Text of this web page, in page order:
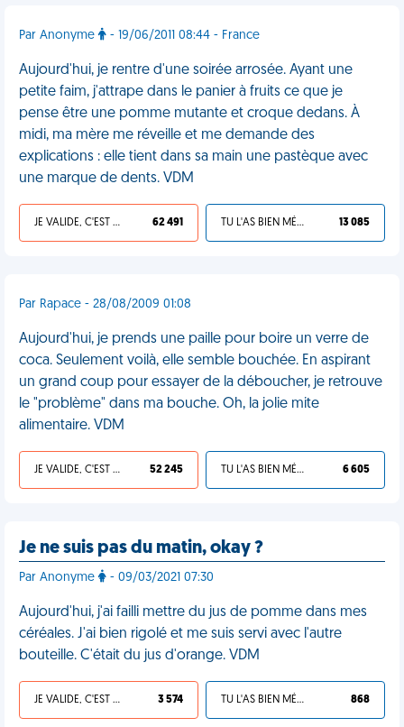
Par Anonyme - 19/06/2011 08:44 - France
Aujourd'hui, je rentre d'une soirée arrosée. Ayant une
petite faim, j'attrape dans le panier à fruits ce que je
pense être une pomme mutante et croque dedans. À
midi, ma mère me réveille et me demande des
explications : elle tient dans sa main une pastèque avec
une marque de dents. VDM
JE VALIDE, C'EST UNE VDM 62 491 TU L'AS BIEN MÉRITÉ 13 085
Par Rapace - 28/08/2009 01:08
Aujourd'hui, je prends une paille pour boire un verre de
coca. Seulement voilà, elle semble bouchée. En aspirant
un grand coup pour essayer de la déboucher, je retrouve
le "problème" dans ma bouche. Oh, la jolie mite
alimentaire. VDM
JE VALIDE, C'EST UNE VDM 52 245 TU L'AS BIEN MÉRITÉ 6 605
Je ne suis pas du matin, okay ?
Par Anonyme - 09/03/2021 07:30
Aujourd'hui, j'ai failli mettre du jus de pomme dans mes
céréales. J'ai bien rigolé et me suis servi avec l'autre
bouteille. C'était du jus d'orange. VDM
JE VALIDE, C'EST UNE VDM 3 574 TU L'AS BIEN MÉRITÉ 868